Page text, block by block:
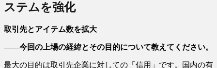
ステムを強化
取引先とアイテム数を拡大
――今回の上場の経緯とその目的について教えてください。
最大の目的は取引先企業に対しての「信用」です。国内の有